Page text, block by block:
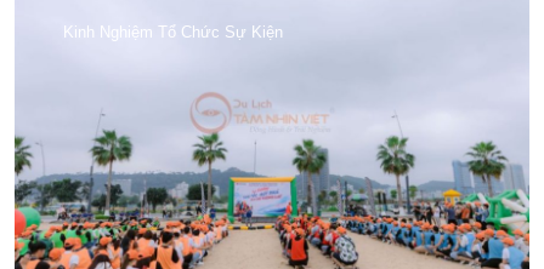
Kinh Nghiệm Tổ Chức Sự Kiện